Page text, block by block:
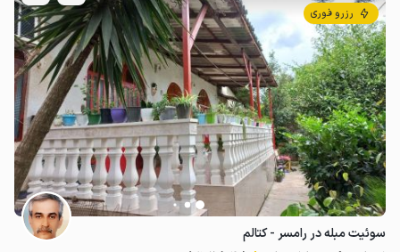
رزرو فوری
سوئیت مبله در رامسر - کتالم